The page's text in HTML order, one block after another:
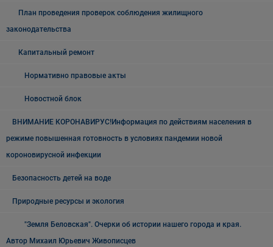
План проведения проверок соблюдения жилищного
законодательства
Капитальный ремонт
Нормативно правовые акты
Новостной блок
ВНИМАНИЕ КОРОНАВИРУС!Информация по действиям населения в
режиме повышенная готовность в условиях пандемии новой
короновирусной инфекции
Безопасность детей на воде
Природные ресурсы и экология
"Земля Беловская". Очерки об истории нашего города и края.
Автор Михаил Юрьевич Живописцев